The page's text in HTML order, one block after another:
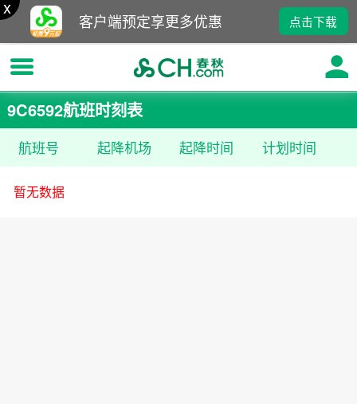
点击下载
客户端预定享更多优惠
x
9C6592航班时刻表
航班号 起降机场 起降时间 计划时间
暂无数据